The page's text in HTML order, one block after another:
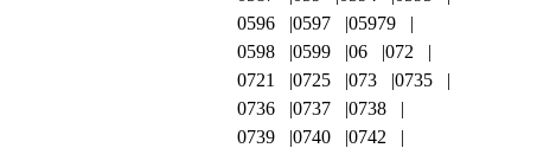
0596
0597
05979
0598
0599 06
072
0721
0725 073
0735
0736
0737
0738
0739
0740
0742